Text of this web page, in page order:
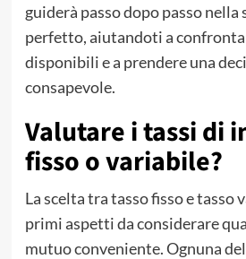
guiderà passo dopo passo
perfetto, aiutandoti a
disponibili e a prendere una
consapevole.
Valutare i tassi di
fisso o variabile?
La scelta tra tasso fisso e tasso
primi aspetti da considerare
mutuo conveniente. Ognuna